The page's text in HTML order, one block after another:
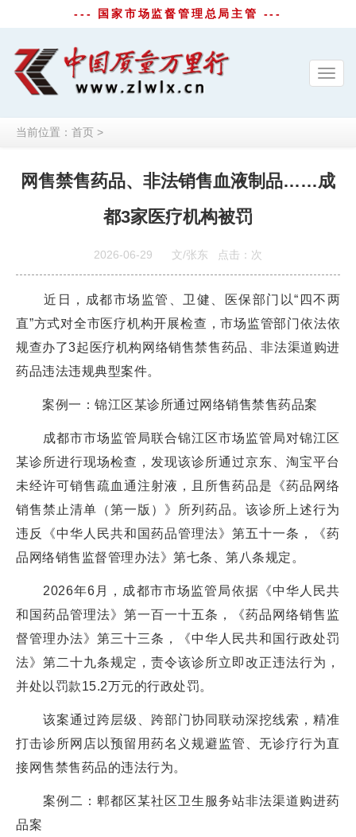
--- 国家市场监督管理总局主管 ---
当前位置： 首页 >
网售禁售药品、非法销售血液制品……成
都3家医疗机构被罚
2026-06-29 文/张东 点击： 次
近日，成都市场监管、卫健、医保部门以“四不两
直”方式对全市医疗机构开展检查，市场监管部门依法依
规查办了3起医疗机构网络销售禁售药品、非法渠道购进
药品违法违规典型案件。
案例一：锦江区某诊所通过网络销售禁售药品案
成都市市场监管局联合锦江区市场监管局对锦江区
某诊所进行现场检查，发现该诊所通过京东、淘宝平台
未经许可销售疏血通注射液，且所售药品是《药品网络
销售禁止清单（第一版）》所列药品。该诊所上述行为
违反《中华人民共和国药品管理法》第五十一条，《药
品网络销售监督管理办法》第七条、第八条规定。
2026年6月，成都市市场监管局依据《中华人民共
和国药品管理法》第一百一十五条，《药品网络销售监
督管理办法》第三十三条，《中华人民共和国行政处罚
法》第二十九条规定，责令该诊所立即改正违法行为，
并处以罚款15.2万元的行政处罚。
该案通过跨层级、跨部门协同联动深挖线索，精准
打击诊所网店以预留用药名义规避监管、无诊疗行为直
接网售禁售药品的违法行为。
案例二：郫都区某社区卫生服务站非法渠道购进药
品案